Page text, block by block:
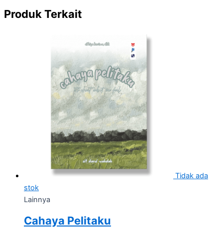
Produk Terkait
Tidak ada
stok
Lainnya
Cahaya Pelitaku